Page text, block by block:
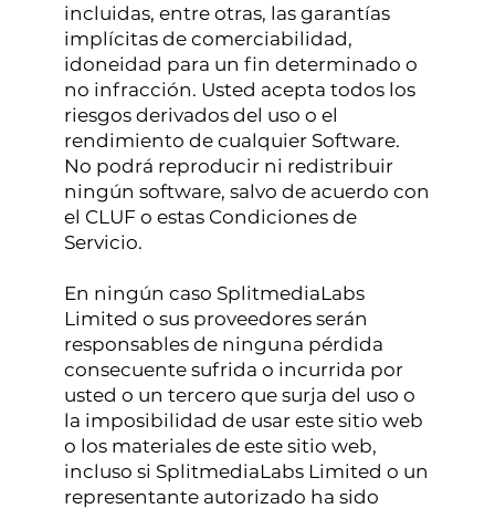
incluidas, entre otras, las garantías
implícitas de comerciabilidad,
idoneidad para un fin determinado o
no infracción. Usted acepta todos los
riesgos derivados del uso o el
rendimiento de cualquier Software.
No podrá reproducir ni redistribuir
ningún software, salvo de acuerdo con
el CLUF o estas Condiciones de
Servicio.
En ningún caso SplitmediaLabs
Limited o sus proveedores serán
responsables de ninguna pérdida
consecuente sufrida o incurrida por
usted o un tercero que surja del uso o
la imposibilidad de usar este sitio web
o los materiales de este sitio web,
incluso si SplitmediaLabs Limited o un
representante autorizado ha sido